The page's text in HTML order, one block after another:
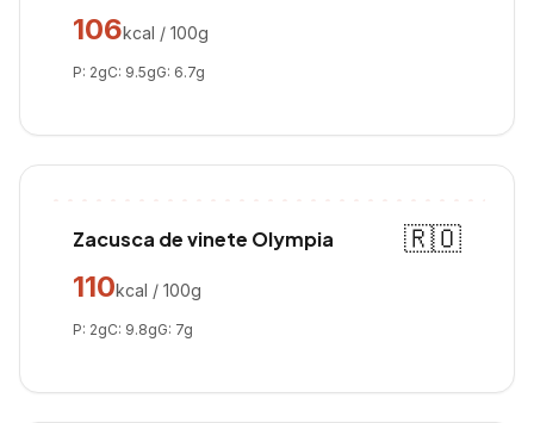
106kcal / 100g
P: 2gC: 9.5gG: 6.7g
Zacusca de vinete Olympia
🇷🇴
110kcal / 100g
P: 2gC: 9.8gG: 7g